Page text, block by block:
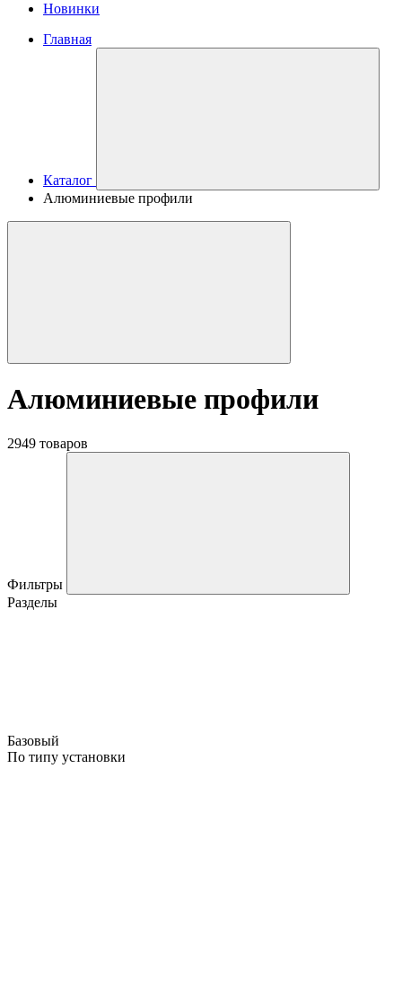
Новинки
Главная
Каталог
Алюминиевые профили
Алюминиевые профили
2949 товаров
Фильтры
Разделы
Базовый
По типу установки